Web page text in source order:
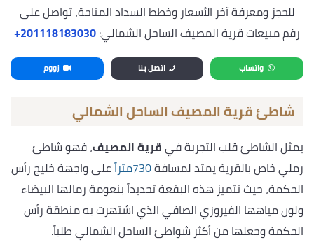
للحجز ومعرفة آخر الأسعار وخطط السداد المتاحة، تواصل على
رقم مبيعات قرية المصيف الساحل الشمالي:‎+201118183030
واتساب اتصل بنا زووم
شاطئ قرية المصيف الساحل الشمالي
يمثل الشاطئ قلب التجربة فيقرية المصيف، فهو شاطئ
رملي خاص بالقرية يمتد لمسافة730متراً
على واجهة خليج رأس
الحكمة، حيث تتميز هذه البقعة تحديداً بنعومة رمالها البيضاء
ولون مياهها الفيروزي الصافي الذي اشتهرت به منطقة رأس
الحكمة وجعلها من أكثر شواطئ الساحل الشمالي طلباً.